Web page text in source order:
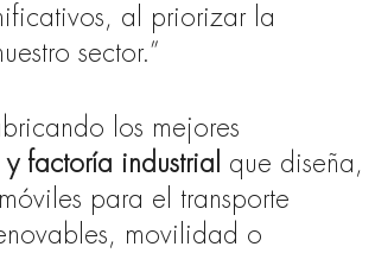
al priorizar la
sector.”
los mejores
factoría industrial que diseña,
para el transporte
movilidad o